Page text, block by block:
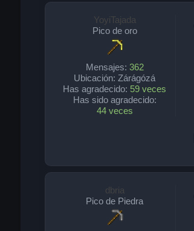
YoyiTajada
Pico de oro
Mensajes: 362
Ubicación: Zárágózá
Has agradecido: 59 veces
Has sido agradecido:
44 veces
dbria
Pico de Piedra